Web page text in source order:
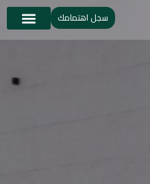
سجل اهتمامك